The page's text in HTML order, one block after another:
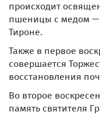
происходит
пшеницы с медом —
Тироне.
Также в первое
совершается
восстановления
Во второе
память святителя